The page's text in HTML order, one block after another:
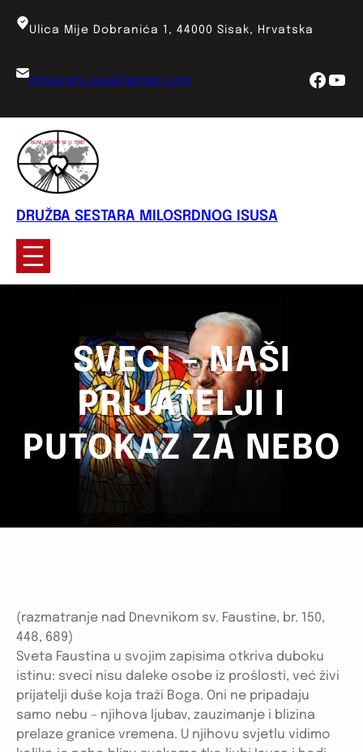
Ulica Mije Dobranića 1, 44000 Sisak, Hrvatska
milosrdni.isus@gmail.com
DRUŽBA SESTARA MILOSRDNOG ISUSA
SVECI – NAŠI
PRIJATELJI I
PUTOKAZ ZA NEBO
(razmatranje nad Dnevnikom sv. Faustine, br. 150,
448, 689)
Sveta Faustina u svojim zapisima otkriva duboku
istinu: sveci nisu daleke osobe iz prošlosti, već živi
prijatelji duše koja traži Boga. Oni ne pripadaju
samo nebu – njihova ljubav, zauzimanje i blizina
prelaze granice vremena. U njihovu svjetlu vidimo